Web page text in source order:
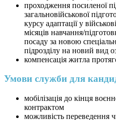
проходження посиленої
загальновійськової
курсу адаптації у
місяців навчання/
посаду за новою
підрозділу на новий вид
компенсація житла
Умови служби для
мобілізація до кінця
контрактом
можливість переведення